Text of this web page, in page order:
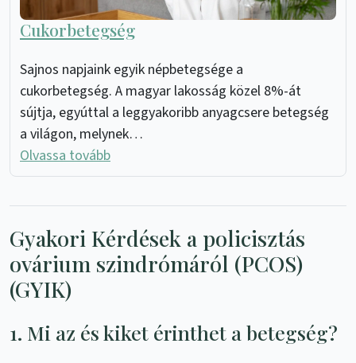
Cukorbetegség
Sajnos napjaink egyik népbetegsége a
cukorbetegség. A magyar lakosság közel 8%-át
sújtja, egyúttal a leggyakoribb anyagcsere betegség
a világon, melynek…
Olvassa tovább
Gyakori Kérdések a policisztás
ovárium szindrómáról (PCOS)
(GYIK)
1. Mi az és kiket érinthet a betegség?